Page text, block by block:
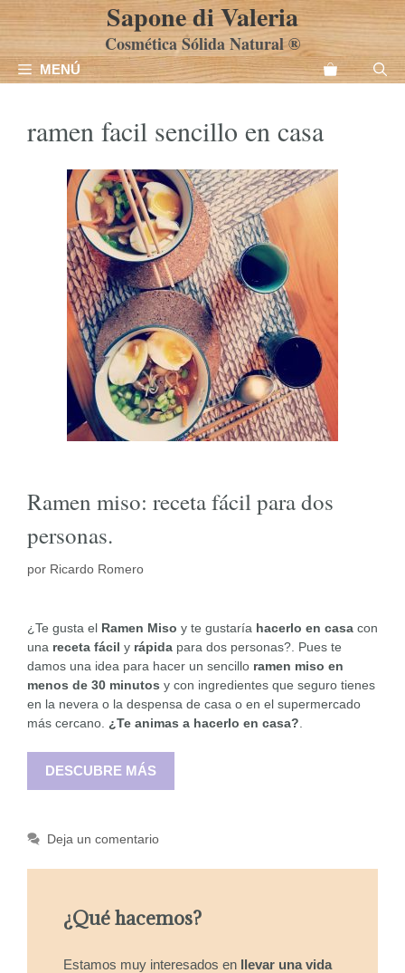
al
Sapone di Valeria
Cosmética Sólida Natural ®
MENÚ
ramen facil sencillo en casa
Ramen miso: receta fácil para dos
personas.
por Ricardo Romero
¿Te gusta el Ramen Miso y te gustaría hacerlo en casa con
una receta fácil y rápida para dos personas?. Pues te
damos una idea para hacer un sencillo ramen miso en
menos de 30 minutos y con ingredientes que seguro tienes
en la nevera o la despensa de casa o en el supermercado
más cercano. ¿Te animas a hacerlo en casa?
DESCUBRE MÁS
Deja un comentario
¿Qué hacemos?
Estamos muy interesados en llevar una vida